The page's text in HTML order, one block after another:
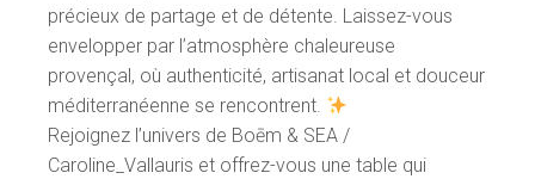
précieux de partage et de détente. Laissez-vous
envelopper par l’atmosphère chaleureuse
provençal, où authenticité, artisanat local et douceur
méditerranéenne se rencontrent.
Rejoignez l’univers de Boēm & SEA /
Caroline_Vallauris et offrez-vous une table qui